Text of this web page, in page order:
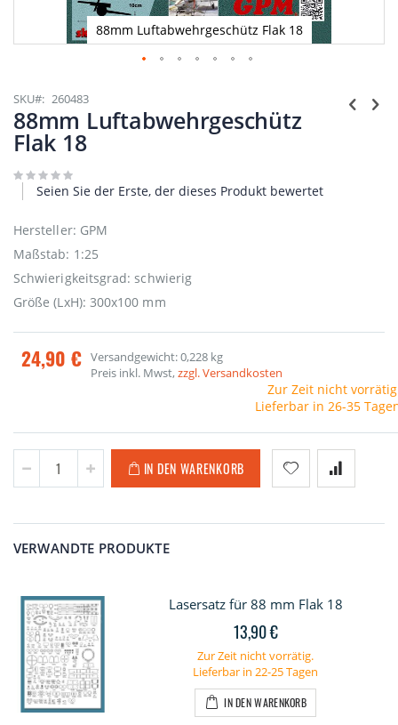
88mm Luftabwehrgeschütz Flak 18
Anfang
der
Bildgalerie
springen
SKU 260483
88mm Luftabwehrgeschütz
Flak 18
Seien Sie der Erste, der dieses Produkt bewertet
Hersteller: GPM
Maßstab: 1:25
Schwierigkeitsgrad: schwierig
Größe (LxH): 300x100 mm
24,90 € Versandgewicht: 0,228 kg
Preis inkl. Mwst,zzgl. Versandkosten
Zur Zeit nicht
Lieferbar in 26-35
IN DEN WARENKORB
VERWANDTE PRODUKTE
Lasersatz für 88 mm Flak 18
13,90 €
Zur Zeit nicht vorrätig.
Lieferbar in 22-25 Tagen
IN DEN WARENKORB